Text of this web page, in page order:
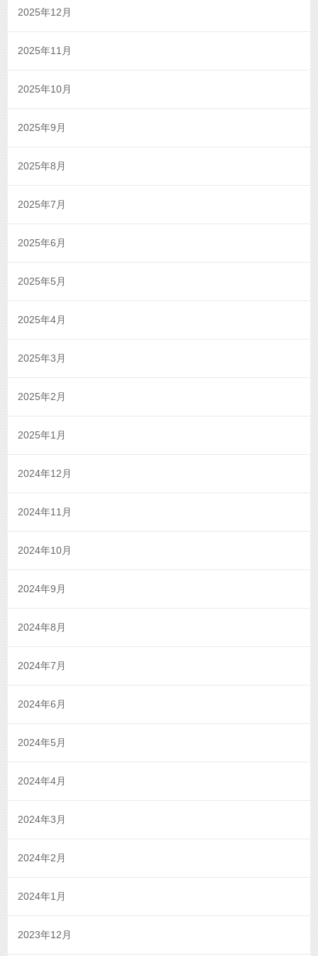
2025年12月
2025年11月
2025年10月
2025年9月
2025年8月
2025年7月
2025年6月
2025年5月
2025年4月
2025年3月
2025年2月
2025年1月
2024年12月
2024年11月
2024年10月
2024年9月
2024年8月
2024年7月
2024年6月
2024年5月
2024年4月
2024年3月
2024年2月
2024年1月
2023年12月